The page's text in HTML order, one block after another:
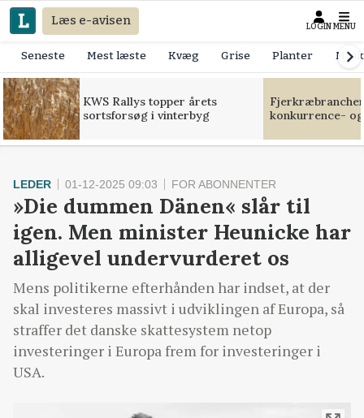
Læs e-avisen LOGIN MENU
Seneste Mest læste Kvæg Grise Planter
KWS Rallys topper årets
sortsforsøg i vinterbyg
konkurrence-
LEDER 01-12-2025 09:03 FOR ABONNENTER
»Die dummen Dänen« slår til
igen. Men minister Heunicke har
alligevel undervurderet os
Mens politikerne efterhånden har indset, at der
skal investeres massivt i udviklingen af Europa, så
straffer det danske skattesystem netop
investeringer i Europa frem for investeringer i
USA.